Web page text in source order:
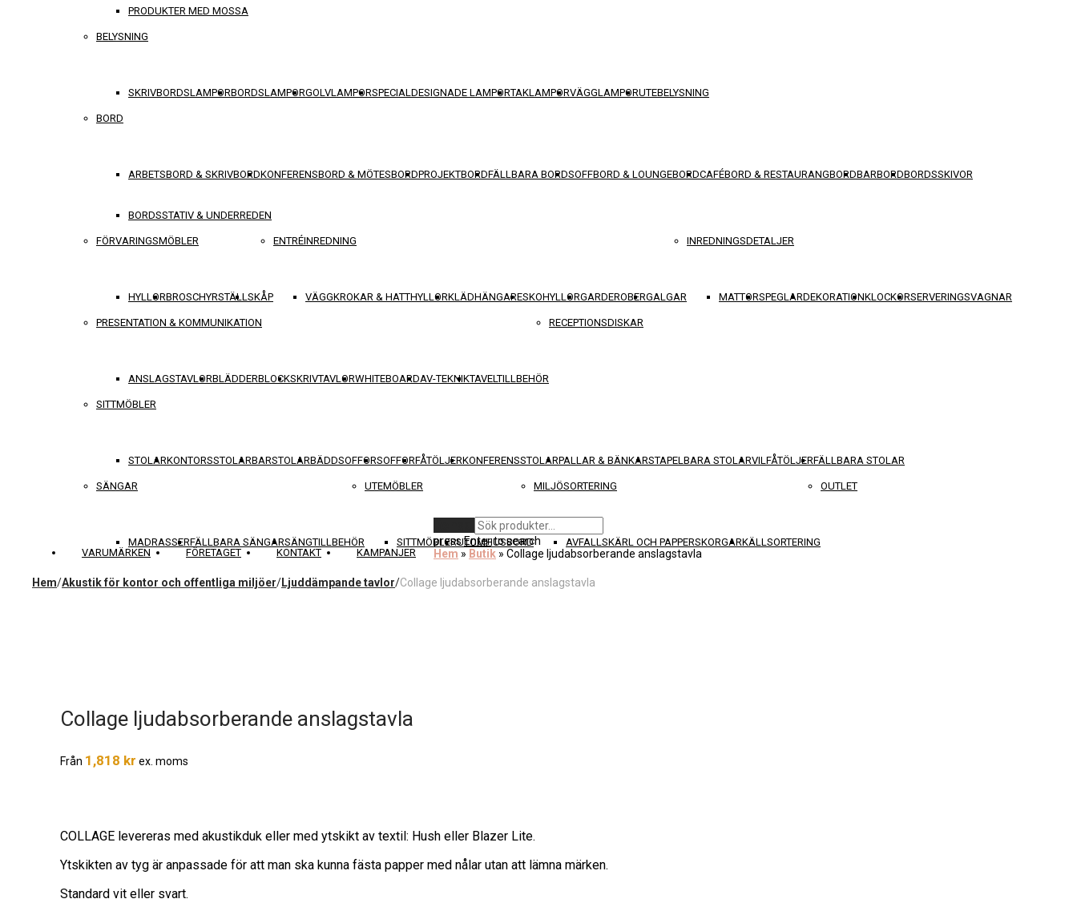
PRODUKTER MED MOSSA
BELYSNING
SKRIVBORDSLAMPORBORDSLAMPORGOLVLAMPORSPECIALDESIGNADE LAMPORTAKLAMPORVÄGGLAMPORUTEBELYSNING
BORD
ARBETSBORD & SKRIVBORDKONFERENSBORD & MÖTESBORDPROJEKTBORDFÄLLBARA BORDSOFFBORD & LOUNGEBORDCAFÉBORD & RESTAURANGBORDBARBORDBORDSSKIVOR
BORDSSTATIV & UNDERREDEN
FÖRVARINGSMÖBLER
HYLLORBROSCHYRSTÄLLSKÅP
ENTRÉINREDNING
VÄGGKROKAR & HATTHYLLORKLÄDHÄNGARESKOHYLLORGARDEROBERGALGAR
INREDNINGSDETALJER
MATTORSPEGLARDEKORATIONKLOCKORSERVERINGSVAGNAR
PRESENTATION & KOMMUNIKATION
ANSLAGSTAVLORBLÄDDERBLOCKSKRIVTAVLORWHITEBOARDAV-TEKNIKTAVELTILLBEHÖR
RECEPTIONSDISKAR
SITTMÖBLER
STOLARKONTORSSTOLARBARSTOLARBÄDDSOFFORSOFFORFÅTÖLJERKONFERENSSTOLARPALLAR & BÄNKARSTAPELBARA STOLARVILFÅTÖLJERFÄLLBARA STOLAR
SÄNGAR
MADRASSERFÄLLBARA SÄNGARSÄNGTILLBEHÖR
UTEMÖBLER
SITTMÖBLERUTOMHUSBORD
MILJÖSORTERING
AVFALLSKÄRL OCH PAPPERSKORGARKÄLLSORTERING
OUTLET
VARUMÄRKEN FÖRETAGET KONTAKT KAMPANJER
pressEnterto search
Hem » Butik » Collage ljudabsorberande anslagstavla
Hem/Akustik för kontor och offentliga miljöer/Ljuddämpande tavlor/Collage ljudabsorberande anslagstavla
Collage ljudabsorberande anslagstavla
Från 1,818 kr ex. moms
COLLAGE levereras med akustikduk eller med ytskikt av textil: Hush eller Blazer Lite.
Ytskikten av tyg är anpassade för att man ska kunna fästa papper med nålar utan att lämna märken.
Standard vit eller svart.